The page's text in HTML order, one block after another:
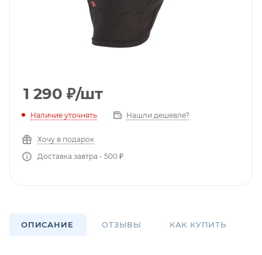
1 290 ₽/шт
Наличие уточнять Нашли дешевле?
Хочу в подарок
Доставка завтра - 500 ₽
ОПИСАНИЕ ОТЗЫВЫ КАК КУПИТЬ